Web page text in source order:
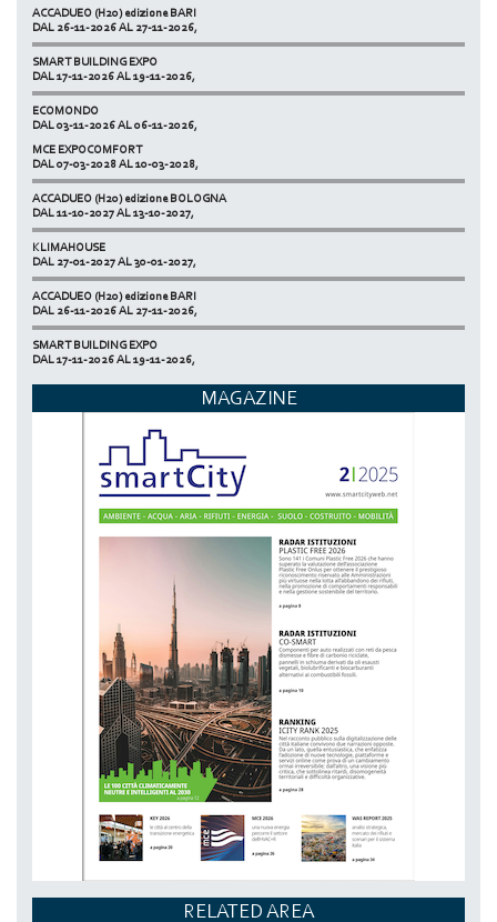
ACCADUEO (H20) edizione BARI
DAL 26-11-2026 AL 27-11-2026,
SMART BUILDING EXPO
DAL 17-11-2026 AL 19-11-2026,
ECOMONDO
DAL 03-11-2026 AL 06-11-2026,
NETZERO MILAN - EXPO SUMMIT
DAL 20-10-2026 AL 22-10-2026,
MCE EXPOCOMFORT
DAL 07-03-2028 AL 10-03-2028,
ACCADUEO (H20) edizione BOLOGNA
DAL 11-10-2027 AL 13-10-2027,
KLIMAHOUSE
DAL 27-01-2027 AL 30-01-2027,
ACCADUEO (H20) edizione BARI
DAL 26-11-2026 AL 27-11-2026,
SMART BUILDING EXPO
DAL 17-11-2026 AL 19-11-2026,
NETZERO MILAN - EXPO SUMMIT
DAL 20-10-2026 AL 22-10-2026,
MAGAZINE
RELATED AREA